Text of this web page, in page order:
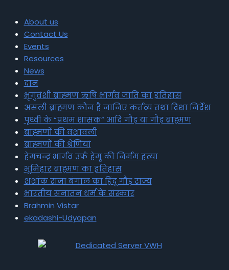
About us
Contact Us
Events
Resources
News
दान
भृगुवंशी ब्राह्मण ऋषि भार्गव जाति का इतिहास
असली ब्राह्मण कौन है जानिए कर्तव्य तथा दिशा निर्देश
पृथ्वी के “प्रथम शासक” आदि गौड़ या गौड़ ब्राह्मण
ब्राह्मणों की वंशावली
ब्राह्मणों की श्रेणियां
हेमचन्द्र भार्गव उर्फ हेमू की निर्मम हत्या
भूमिहार ब्राह्मण का इतिहास
शशांक राजा बंगाल का हिंदू गौड़ राज्य
भारतीय सनातन धर्म के संस्कार
Brahmin Vistar
ekadashi-Udyapan